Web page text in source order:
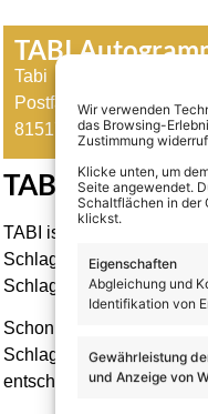
Wir verwenden
das Browsing-
Zustimmung
Klicke unten, um
Seite angewendet.
Schaltflächen in der
klickst.
Eigenschaften
Abgleichung und
Identifikation von
Gewährleistung
und Anzeige von
TABI
Tabi
Postfach 95 01 68
81517 München
TABI –
TABI ist eine deutsche
Schlagerszene etabliert
Schlagers und ihr
Schon seit ihrer Kindheit
Schlager jedoch eher
entschied sie sich